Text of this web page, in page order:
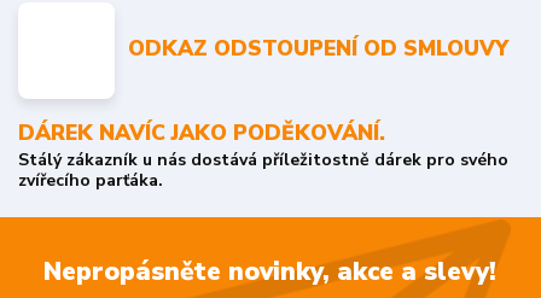
ODKAZ ODSTOUPENÍ OD SMLOUVY
DÁREK NAVÍC JAKO PODĚKOVÁNÍ.
Stálý zákazník u nás dostává příležitostně dárek pro svého
zvířecího parťáka.
Nepropásněte novinky, akce a slevy!